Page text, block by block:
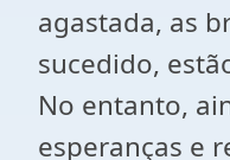
agastada, as
sucedido,
No entanto,
esperanças e